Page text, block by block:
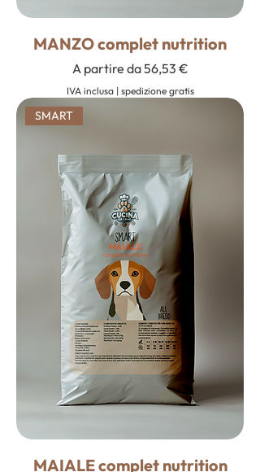
MANZO complet nutrition
A partire da56,53 €
Prezzo scontato
IVA inclusa| spedizione gratis
SMART
MAIALE complet nutrition